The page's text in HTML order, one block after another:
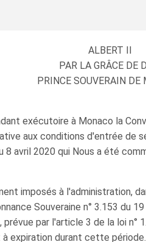
ALBERT II
PAR LA GRÂCE DE
PRINCE SOUVERAIN DE
exécutoire à Monaco la
aux conditions d'entrée de
8 avril 2020 qui Nous a été
imposés à l'administration,
Souveraine n° 3.153 du
par l'article 3 de la loi
expiration durant cette période.